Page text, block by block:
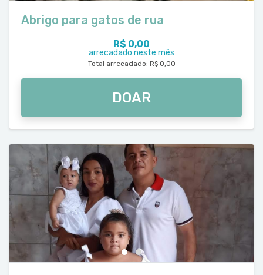
Abrigo para gatos de rua
R$ 0,00
arrecadado neste mês
Total arrecadado: R$ 0,00
DOAR